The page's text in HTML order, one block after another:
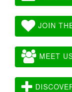
JOIN
MEET